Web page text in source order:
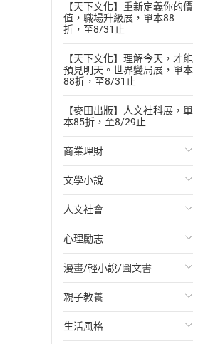
【天下文化】重新定義你的價
值，職場升級展，單本88
折，至8/31止
【天下文化】理解今天，才能
預見明天。世界變局展，單本
88折，至8/31止
【麥田出版】人文社科展，單
本85折，至8/29止
商業理財
投資理財
經濟/趨勢
財務/金融
管理/領導
職場工作術
成功法
文學小說
歐美文學
日本文學
韓國文學
華文文學
經典文學
人文社會
國際關係
政治
社會科學
台灣/中國歷史
心理勵志
心靈成長/情緒
人際關係
兩性關係
漫畫/輕小說/圖文書
輕小說
奇幻/科幻
親子教養
教育現場
生活風格